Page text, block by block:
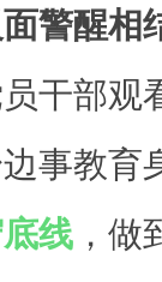
警醒相
干部观
事教育
线 ，